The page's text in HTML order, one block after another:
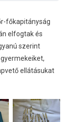
főkapitányság
elfogtak és
szerint
ellátásukat